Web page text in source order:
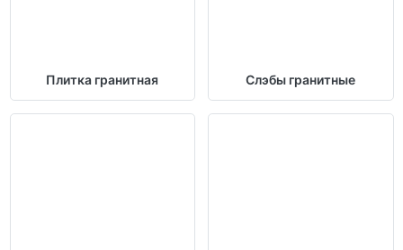
Плитка гранитная Слэбы гранитные